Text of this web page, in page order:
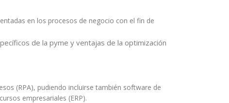
en los procesos de negocio con el fin de
de la pyme y ventajas de la optimización
(RPA), pudiendo incluirse también software de
empresariales (ERP).